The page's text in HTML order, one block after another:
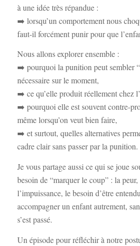
à une idée très répandue :
➡️ lorsqu’un comportement nous
faut-il forcément punir pour que
Nous allons explorer ensemble :
➡️ pourquoi la punition peut sembler
nécessaire sur le moment,
➡️ ce qu’elle produit réellement chez
➡️ pourquoi elle est souvent contre-
même lorsqu’on veut bien faire,
➡️ et surtout, quelles alternatives
cadre clair sans passer par la punition.
Je vous partage aussi ce qui se joue
besoin de “marquer le coup” : la
l’impuissance, le besoin d’être
accompagner un enfant autrement,
s’est passé.
Un épisode pour réfléchir à notre